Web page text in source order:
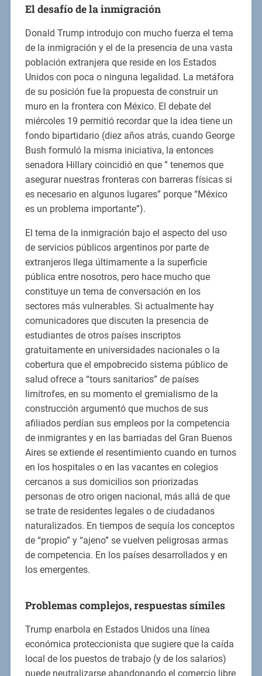
El desafío de la inmigración
Donald Trump introdujo con mucho fuerza el tema
de la inmigración y el de la presencia de una vasta
población extranjera que reside en los Estados
Unidos con poca o ninguna legalidad. La metáfora
de su posición fue la propuesta de construir un
muro en la frontera con México. El debate del
miércoles 19 permitió recordar que la idea tiene un
fondo bipartidario (diez años atrás, cuando George
Bush formuló la misma iniciativa, la entonces
senadora Hillary coincidió en que ” tenemos que
asegurar nuestras fronteras con barreras físicas si
es necesario en algunos lugares” porque “México
es un problema importante”).
El tema de la inmigración bajo el aspecto del uso
de servicios públicos argentinos por parte de
extranjeros llega últimamente a la superficie
pública entre nosotros, pero hace mucho que
constituye un tema de conversación en los
sectores más vulnerables. Si actualmente hay
comunicadores que discuten la presencia de
estudiantes de otros países inscriptos
gratuitamente en universidades nacionales o la
cobertura que el empobrecido sistema público de
salud ofrece a “tours sanitarios” de países
limítrofes, en su momento el gremialismo de la
construcción argumentó que muchos de sus
afiliados perdían sus empleos por la competencia
de inmigrantes y en las barriadas del Gran Buenos
Aires se extiende el resentimiento cuando en turnos
en los hospitales o en las vacantes en colegios
cercanos a sus domicilios son priorizadas
personas de otro origen nacional, más allá de que
se trate de residentes legales o de ciudadanos
naturalizados. En tiempos de sequía los conceptos
de “propio” y “ajeno” se vuelven peligrosas armas
de competencia. En los países desarrollados y en
los emergentes.
Problemas complejos, respuestas símiles
Trump enarbola en Estados Unidos una línea
económica proteccionista que sugiere que la caída
local de los puestos de trabajo (y de los salarios)
puede neutralizarse abandonando el comercio libre